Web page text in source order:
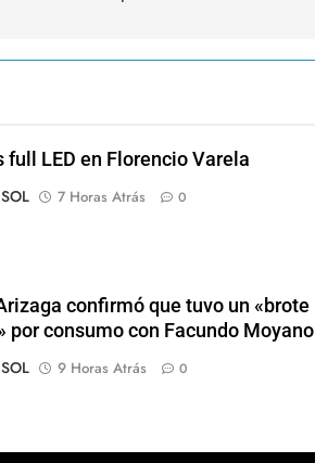
full LED en Florencio Varela
7 Horas Atrás 0
confirmó que tuvo un «brote
por consumo con Facundo Moyano
9 Horas Atrás 0